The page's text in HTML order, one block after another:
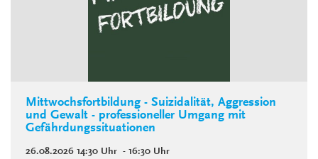
Mittwochsfortbildung - Suizidalität, Aggression
und Gewalt - professioneller Umgang mit
Gefährdungssituationen
26.08.2026 14:30 Uhr - 16:30 Uhr